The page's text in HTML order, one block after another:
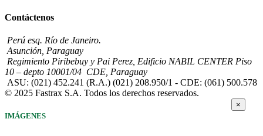
Contáctenos
Perú esq. Río de Janeiro.
Asunción, Paraguay
Regimiento Piribebuy y Pai Perez, Edificio NABIL CENTER Piso
10 – depto 10001/04 CDE, Paraguay
ASU: (021) 452.241 (R.A.) (021) 208.950/1 - CDE: (061) 500.578
© 2025 Fastrax S.A. Todos los derechos reservados.
IMÁGENES
×